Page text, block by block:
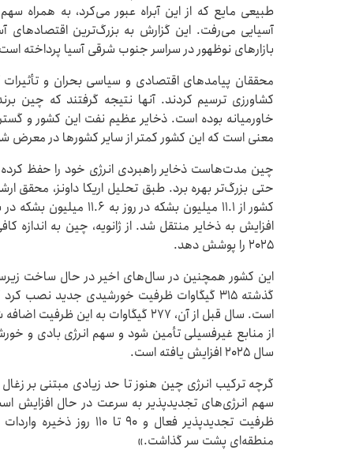
طبیعی مایع که از این آبراه عبور می‌کرد، به همراه
آسیایی می‌رفت. این گزارش به بزرگ‌ترین
بازارهای نوظهور در سراسر جنوب شرقی آسیا پرداخته
محققان پیامدهای اقتصادی و سیاسی بحران و
کشاورزی ترسیم کردند. آنها نتیجه گرفتند که چین
خاورمیانه بوده است. ذخایر عظیم نفت این کشور و
معنی است که این کشور کمتر از سایر کشورها در معرض
چین مدت‌هاست ذخایر راهبردی انرژی خود را حفظ کرده
حتی بزرگ‌تر بهره برد. طبق تحلیل اریکا داونز، محقق
۲۰۲۵ را پوشش دهد.
این کشور همچنین در سال‌های اخیر در حال ساخت
گذشته ۳۱۵ گیگاوات ظرفیت خورشیدی جدید
سال ۲۰۲۵ افزایش یافته است.
ظرفیت تجدیدپذیر فعال و
منطقه‌ای پشت سر گذاشت.»